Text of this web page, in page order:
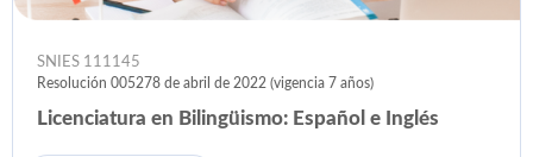
SNIES 111145
Resolución 005278 de abril de 2022 (vigencia 7 años)
Licenciatura en Bilingüismo: Español e Inglés